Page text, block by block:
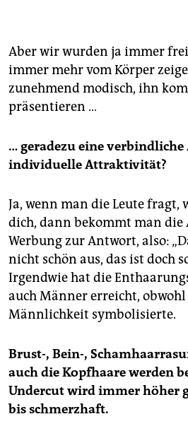
Aber wir wurden ja immer
immer mehr vom Körper
zunehmend modisch, ihn
präsentieren …
… geradezu eine
individuelle Attraktivität?
Ja, wenn man die Leute fragt,
dich, dann bekommt man die
Werbung zur Antwort, also:
nicht schön aus, das ist doch
Irgendwie hat die
auch Männer erreicht,
Männlichkeit symbolisierte.
Brust-, Bein-,
auch die Kopfhaare werden
Undercut wird immer höher
bis schmerzhaft.